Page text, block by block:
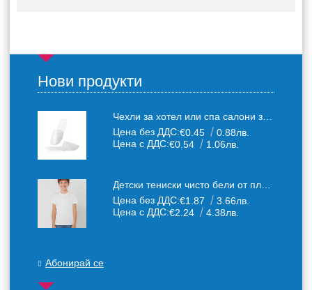
Нови продукти
Цена без ДДС:€0.45
0.88лв.
Цена с ДДС:€0.54 1.06лв.
Цена без ДДС:€1.87
3.66лв.
Цена с ДДС:€2.24 4.38лв.
Абонирай се